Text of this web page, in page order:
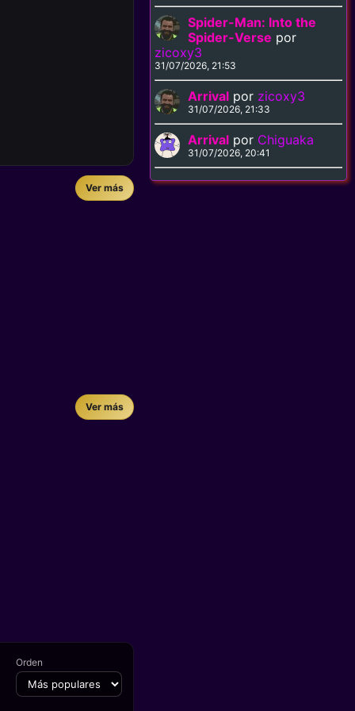
Ver más
Ver más
Orden
Spider-Man: Into the
Spider-Verse por
zicoxy3
31/07/2026, 21:53
Arrival por zicoxy3
31/07/2026, 21:33
Arrival por Chiguaka
31/07/2026, 20:41